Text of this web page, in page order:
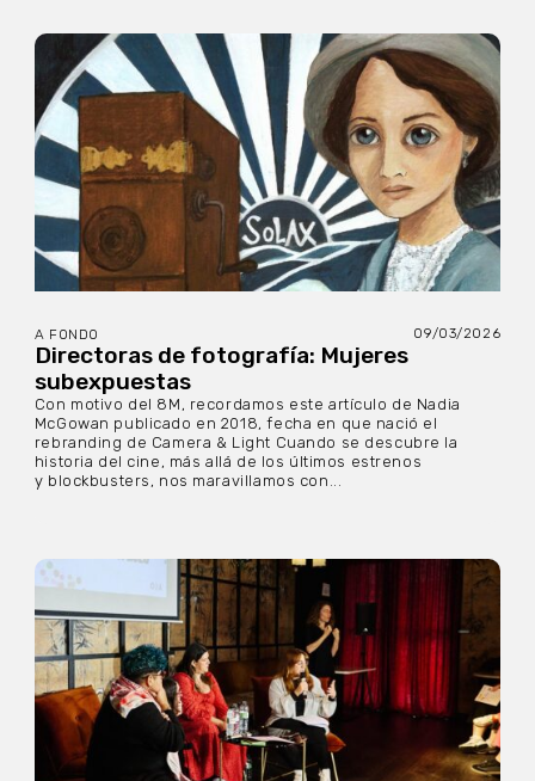
A FONDO 09/03/2026
Directoras de fotografía: Mujeres
subexpuestas
Con motivo del 8M, recordamos este artículo de Nadia
McGowan publicado en 2018, fecha en que nació el
rebranding de Camera & Light Cuando se descubre la
historia del cine, más allá de los últimos estrenos
y blockbusters, nos maravillamos con...